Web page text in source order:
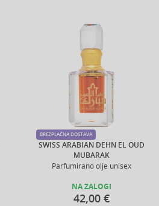
SWISS ARABIAN DEHN EL OUD
MUBARAK
Parfumirano olje unisex
BREZPLAČNA DOSTAVA
NA ZALOGI
42,00 €